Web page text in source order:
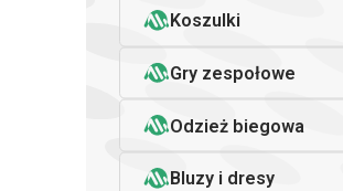
Koszulki
Gry zespołowe
Odzież biegowa
Bluzy i dresy